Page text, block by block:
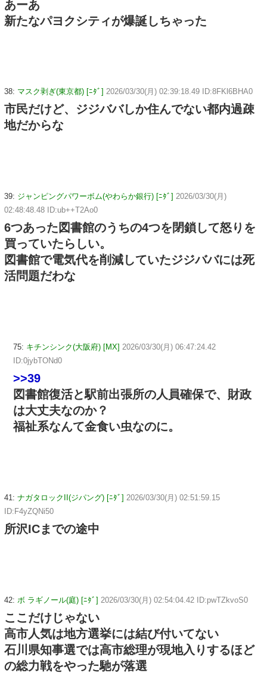
あーあ
新たなパヨクシティが爆誕しちゃった
38: マスク剥ぎ(東京都) [ﾆﾀﾞ] 2026/03/30(月) 02:39:18.49 ID:8FKl6BHA0
市民だけど、ジジババしか住んでない都内過疎
地だからな
39: ジャンピングパワーボム(やわらか銀行) [ﾆﾀﾞ] 2026/03/30(月)
02:48:48.48 ID:ub++T2Ao0
6つあった図書館のうちの4つを閉鎖して怒りを
買っていたらしい。
図書館で電気代を削減していたジジババには死
活問題だわな
75: キチンシンク(大阪府) [MX] 2026/03/30(月) 06:47:24.42
ID:0jybTONd0
>>39
図書館復活と駅前出張所の人員確保で、財政
は大丈夫なのか？
福祉系なんて金食い虫なのに。
41: ナガタロックII(ジパング) [ﾆﾀﾞ] 2026/03/30(月) 02:51:59.15
ID:F4yZQNi50
所沢ICまでの途中
42: ボ ラギノール(庭) [ﾆﾀﾞ] 2026/03/30(月) 02:54:04.42 ID:pwTZkvoS0
ここだけじゃない
高市人気は地方選挙には結び付いてない
石川県知事選では高市総理が現地入りするほど
の総力戦をやった馳が落選